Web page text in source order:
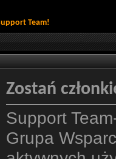
Team!
Zostań
Support
Grupa